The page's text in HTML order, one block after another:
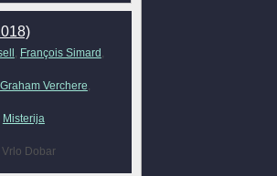
François Simard
Graham Verchere
Misterija
Dobar